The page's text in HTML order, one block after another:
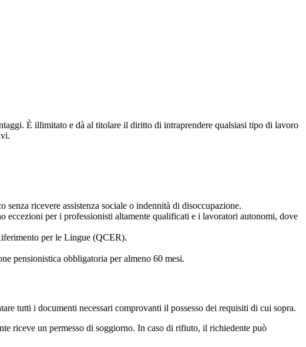
È illimitato e dà al titolare il diritto di intraprendere qualsiasi tipo di lavoro
ricevere assistenza sociale o indennità di disoccupazione.
eccezioni per i professionisti altamente qualificati e i lavoratori autonomi, dove
per le Lingue (QCER).
pensionistica obbligatoria per almeno 60 mesi.
tutti i documenti necessari comprovanti il possesso dei requisiti di cui sopra.
riceve un permesso di soggiorno. In caso di rifiuto, il richiedente può